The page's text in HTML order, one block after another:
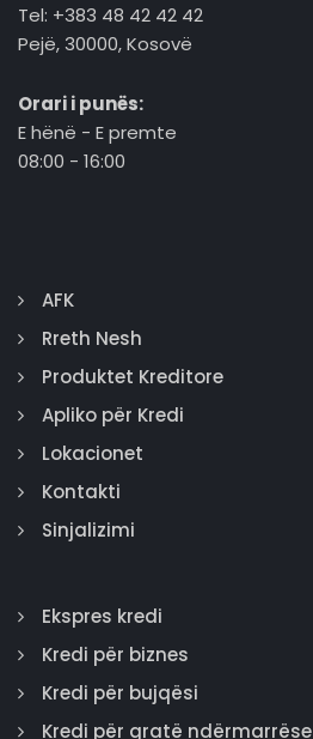
Tel: +383 48 42 42 42
Pejë, 30000, Kosovë
Orari i punës:
E hënë - E premte
08:00 - 16:00
AFK
Rreth Nesh
Produktet Kreditore
Apliko për Kredi
Lokacionet
Kontakti
Sinjalizimi
Ekspres kredi
Kredi për biznes
Kredi për bujqësi
Kredi për gratë ndërmarrëse